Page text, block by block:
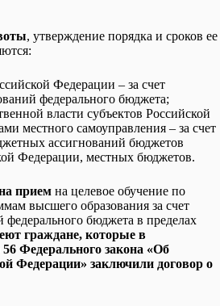
, утверждение порядка и сроков ее
Федерации – за счет
федерального бюджета;
власти субъектов Российской
местного самоуправления – за счет
ассигнований бюджетов
Федерации, местных бюджетов.
прием на целевое обучение по
высшего образования за счет
бюджета в пределах
граждане, которые в
56 Федерального закона «Об
Федерации» заключили договор о